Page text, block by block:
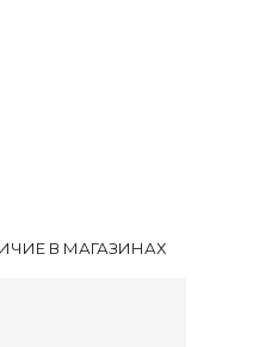
В МАГАЗИНАХ